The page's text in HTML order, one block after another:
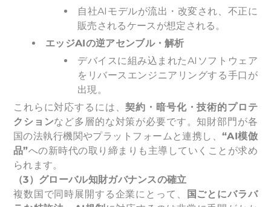
自社AIモデルが流出・改変され、不正に
販売されるケースが想定される。
エッジAIの逆アセンブル・解析
デバイスに組み込まれたAIソフトウェア
をリバースエンジニアリングする手口が
出現。
これらに対応するには、契約・暗号化・技術的プロテ
クションなど多層的な対策が必要です。知財部門が各
国の法執行機関やプラットフォームと連携し、“AI模倣
品”への新時代の取り締まりも主導していくことが求め
られます。
（3）グローバル知財ガバナンスの確立
複数国で同時展開する企業にとって、
国ごとにバラバ